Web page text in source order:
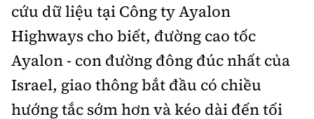
cứu dữ liệu tại Công ty Ayalon
Highways cho biết, đường cao tốc
Ayalon - con đường đông đúc nhất của
Israel, giao thông bắt đầu có chiều
hướng tắc sớm hơn và kéo dài đến tối